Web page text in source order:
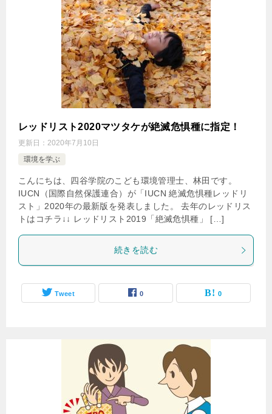
レッドリスト2020マツタケが絶滅危惧種に指定！
更新日： 2020年7月10日
環境を学ぶ
こんにちは、四谷学院のこども環境管理士、林田です。
IUCN（国際自然保護連合）が「IUCN 絶滅危惧種レッドリ
スト」2020年の最新版を発表しました。 去年のレッドリス
トはコチラ↓↓ レッドリスト2019「絶滅危惧種」 […]
続きを読む
Tweet 0 0